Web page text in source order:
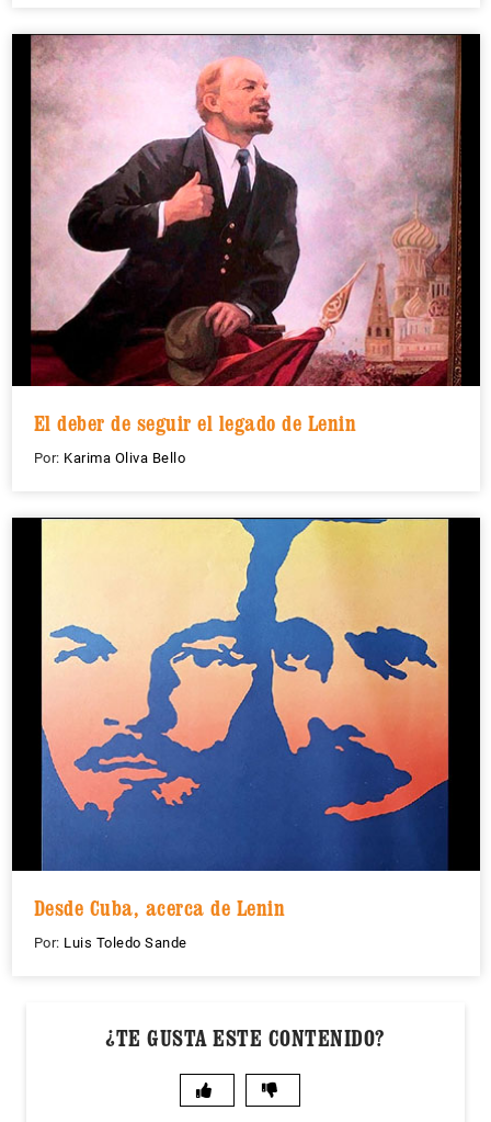
El deber de seguir el legado de Lenin
Por: Karima Oliva Bello
Desde Cuba, acerca de Lenin
Por: Luis Toledo Sande
¿TE GUSTA ESTE CONTENIDO?